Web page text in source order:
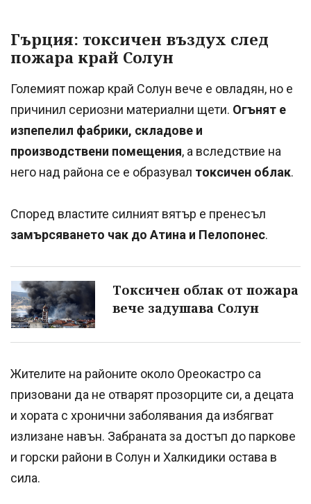
Гърция: токсичен въздух след
пожара край Солун
Големият пожар край Солун вече е овладян, но е
причинил сериозни материални щети. Огънят е
изпепелил фабрики, складове и
производствени помещения, а вследствие на
него над района се е образувал токсичен облак.
Според властите силният вятър е пренесъл
замърсяването чак до Атина и Пелопонес.
Токсичен облак от пожара
вече задушава Солун
Жителите на районите около Ореокастро са
призовани да не отварят прозорците си, а децата
и хората с хронични заболявания да избягват
излизане навън. Забраната за достъп до паркове
и горски райони в Солун и Халкидики остава в
сила.